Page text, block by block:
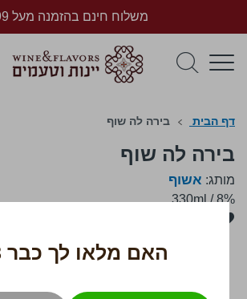
האם מלאו לך כבר 18?
משלוח חינם בהזמנה מעל 499
דף הבית בירה לה שוף
בירה לה שוף
מותג: אשוף
330ml /8%
לדלג
לסוף